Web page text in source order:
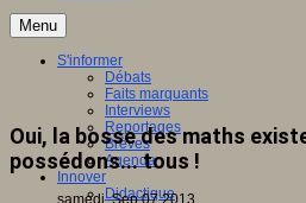
Menu
S'informer
Débats
Faits marquants
Interviews
Reportages
Brèves
Agenda
Innover
Didactique
Oui, la bosse des maths
possédons... tous !
samedi, Sep 07 2013